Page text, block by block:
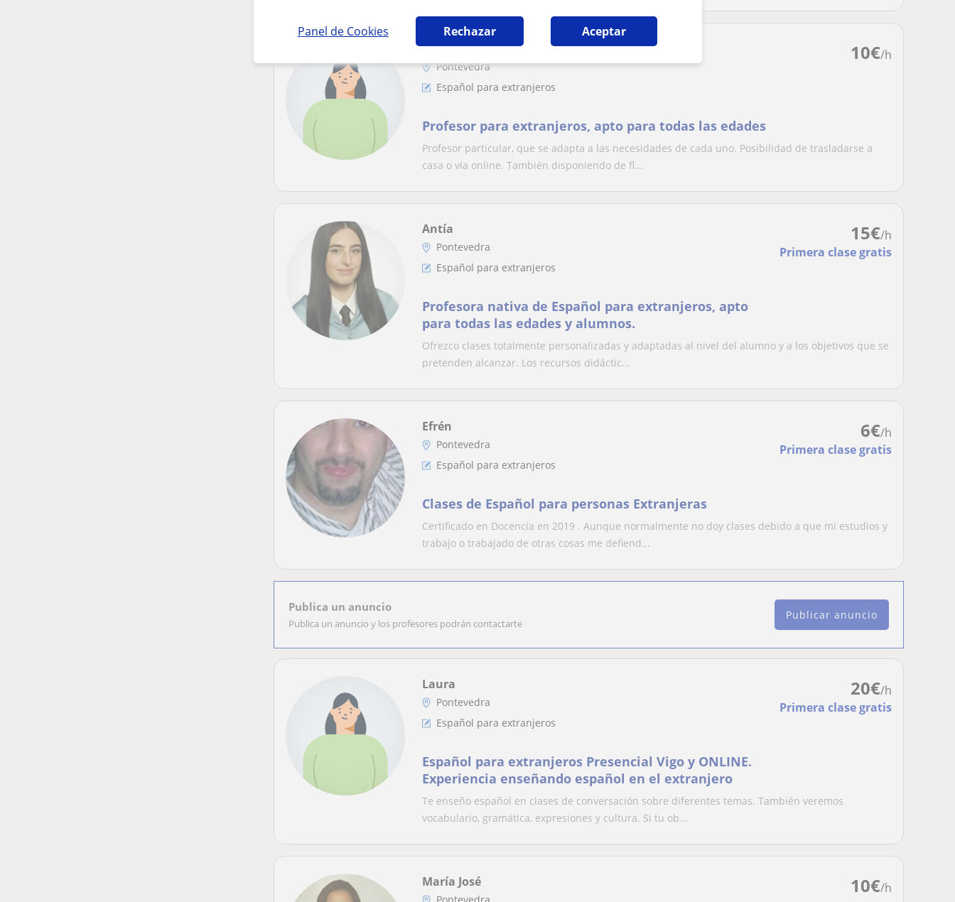
Panel de Cookies Rechazar Aceptar
10€/h
Rose
Pontevedra
Español para extranjeros
Profesor para extranjeros, apto para todas las edades
Profesor particular, que se adapta a las necesidades de cada uno. Posibilidad de trasladarse a
casa o vía online. También disponiendo de fl...
15€/h
Primera clase gratis
Antía
Pontevedra
Español para extranjeros
Profesora nativa de Español para extranjeros, apto
para todas las edades y alumnos.
Ofrezco clases totalmente personalizadas y adaptadas al nivel del alumno y a los objetivos que se
pretenden alcanzar. Los recursos didáctic...
6€/h
Primera clase gratis
Efrén
Pontevedra
Español para extranjeros
Clases de Español para personas Extranjeras
Certificado en Docencia en 2019 . Aunque normalmente no doy clases debido a que mi estudios y
trabajo o trabajado de otras cosas me defiend...
Publica un anuncio
Publica un anuncio y los profesores podrán contactarte
Publicar anuncio
20€/h
Primera clase gratis
Laura
Pontevedra
Español para extranjeros
Español para extranjeros Presencial Vigo y ONLINE.
Experiencia enseñando español en el extranjero
Te enseño español en clases de conversación sobre diferentes temas. También veremos
vocabulario, gramática, expresiones y cultura. Si tu ob...
10€/h
María José